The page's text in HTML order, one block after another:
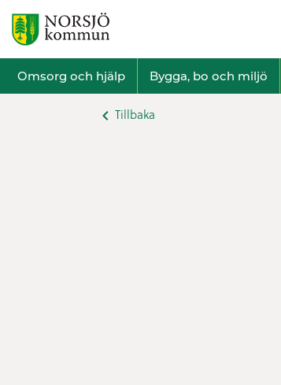
Omsorg och hjälp Bygga, bo och miljö
Tillbaka